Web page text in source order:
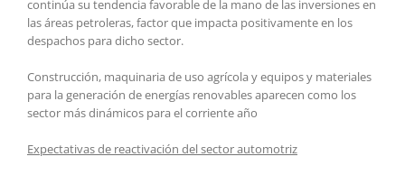
continúa su tendencia favorable de la mano de las inversiones en
las áreas petroleras, factor que impacta positivamente en los
despachos para dicho sector.
Construcción, maquinaria de uso agrícola y equipos y materiales
para la generación de energías renovables aparecen como los
sector más dinámicos para el corriente año
Expectativas de reactivación del sector automotriz